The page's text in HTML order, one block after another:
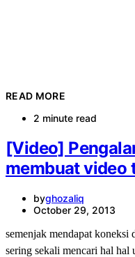
READ MORE
2 minute read
[Video]
membuat video
byghozaliq
October 29, 2013
semenjak mendapat koneksi
sering sekali mencari hal